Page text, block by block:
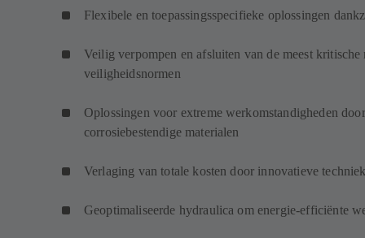
Flexibele en toepassingsspecifieke oplossingen
Veilig verpompen en afsluiten van de meest
veiligheidsnormen
Oplossingen voor extreme werkomstandigheden
corrosiebestendige materialen
Verlaging van totale kosten door innovatieve techniek
Geoptimaliseerde hydraulica om energie-efficiënte